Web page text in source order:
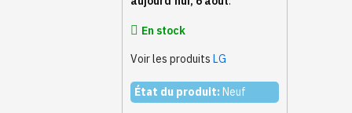
En stock
Voir les produits LG
État du produit: Neuf